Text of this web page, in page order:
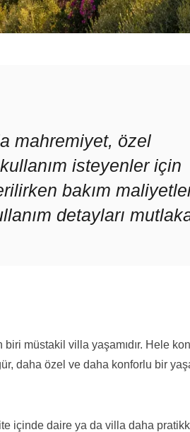
mahremiyet, özel
isteyenler için
bakım
detayları
müstakil villa yaşamıdır. Hele
daha özel ve daha konforlu bir
içinde daire ya da villa daha